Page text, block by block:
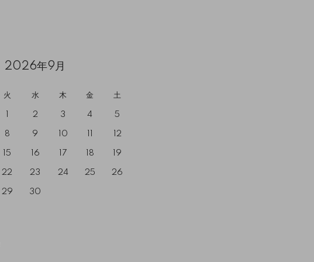
2026年9月
火 水 木 金 土
2 3 4 5
8 9 10 12
15 16 17 18 19
22 23 24 25 26
29 30